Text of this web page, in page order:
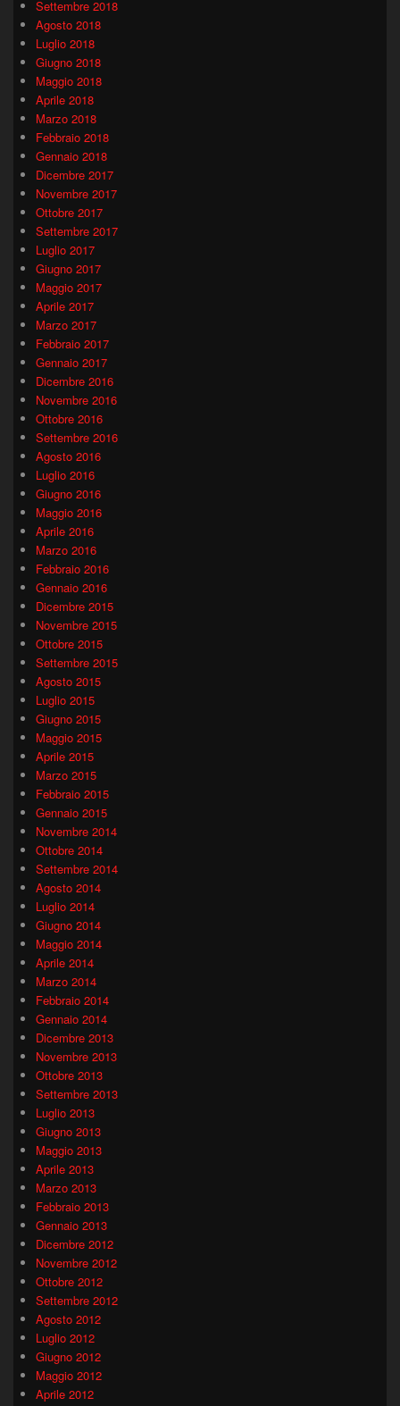
Settembre 2018
Agosto 2018
Luglio 2018
Giugno 2018
Maggio 2018
Aprile 2018
Marzo 2018
Febbraio 2018
Gennaio 2018
Dicembre 2017
Novembre 2017
Ottobre 2017
Settembre 2017
Luglio 2017
Giugno 2017
Maggio 2017
Aprile 2017
Marzo 2017
Febbraio 2017
Gennaio 2017
Dicembre 2016
Novembre 2016
Ottobre 2016
Settembre 2016
Agosto 2016
Luglio 2016
Giugno 2016
Maggio 2016
Aprile 2016
Marzo 2016
Febbraio 2016
Gennaio 2016
Dicembre 2015
Novembre 2015
Ottobre 2015
Settembre 2015
Agosto 2015
Luglio 2015
Giugno 2015
Maggio 2015
Aprile 2015
Marzo 2015
Febbraio 2015
Gennaio 2015
Novembre 2014
Ottobre 2014
Settembre 2014
Agosto 2014
Luglio 2014
Giugno 2014
Maggio 2014
Aprile 2014
Marzo 2014
Febbraio 2014
Gennaio 2014
Dicembre 2013
Novembre 2013
Ottobre 2013
Settembre 2013
Luglio 2013
Giugno 2013
Maggio 2013
Aprile 2013
Marzo 2013
Febbraio 2013
Gennaio 2013
Dicembre 2012
Novembre 2012
Ottobre 2012
Settembre 2012
Agosto 2012
Luglio 2012
Giugno 2012
Maggio 2012
Aprile 2012